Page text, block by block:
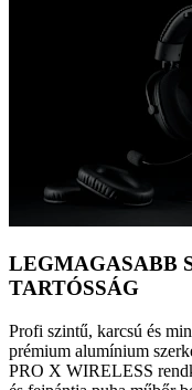
LEGMAGASABB
TARTÓSSÁG
Profi szintű, karcsú és
prémium alumínium
PRO X WIRELESS